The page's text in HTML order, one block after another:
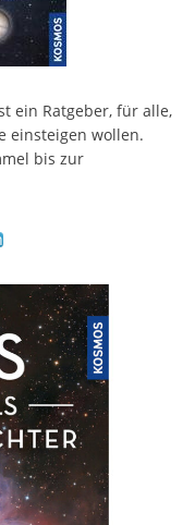
ein Ratgeber, für alle,
einsteigen wollen.
bis zur